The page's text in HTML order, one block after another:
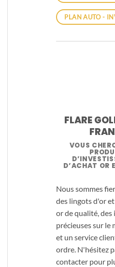
PLAN AUTO -
FLARE
VOUS
D’ACHAT OR
Nous sommes
des lingots d'or et
or de qualité,
précieuses sur le
et un service
ordre. N'hésitez
contacter pour